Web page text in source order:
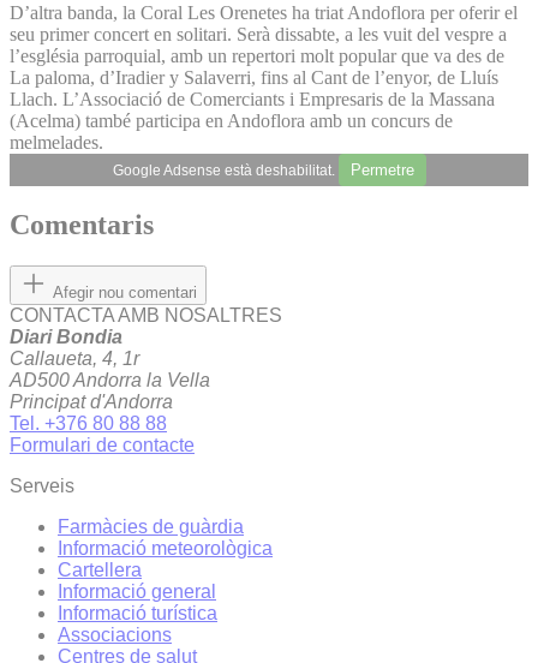
D’altra banda, la Coral Les Orenetes ha triat Andoflora per oferir el
seu primer concert en solitari. Serà dissabte, a les vuit del vespre a
l’església parroquial, amb un repertori molt popular que va des de
La paloma, d’Iradier y Salaverri, fins al Cant de l’enyor, de Lluís
Llach. L’Associació de Comerciants i Empresaris de la Massana
(Acelma) també participa en Andoflora amb un concurs de
melmelades.
Google Adsense està deshabilitat. Permetre
Comentaris
Afegir nou comentari
CONTACTA AMB NOSALTRES
Diari Bondia
Callaueta, 4, 1r
AD500 Andorra la Vella
Principat d'Andorra
Tel. +376 80 88 88
Formulari de contacte
Serveis
Farmàcies de guàrdia
Informació meteorològica
Cartellera
Informació general
Informació turística
Associacions
Centres de salut